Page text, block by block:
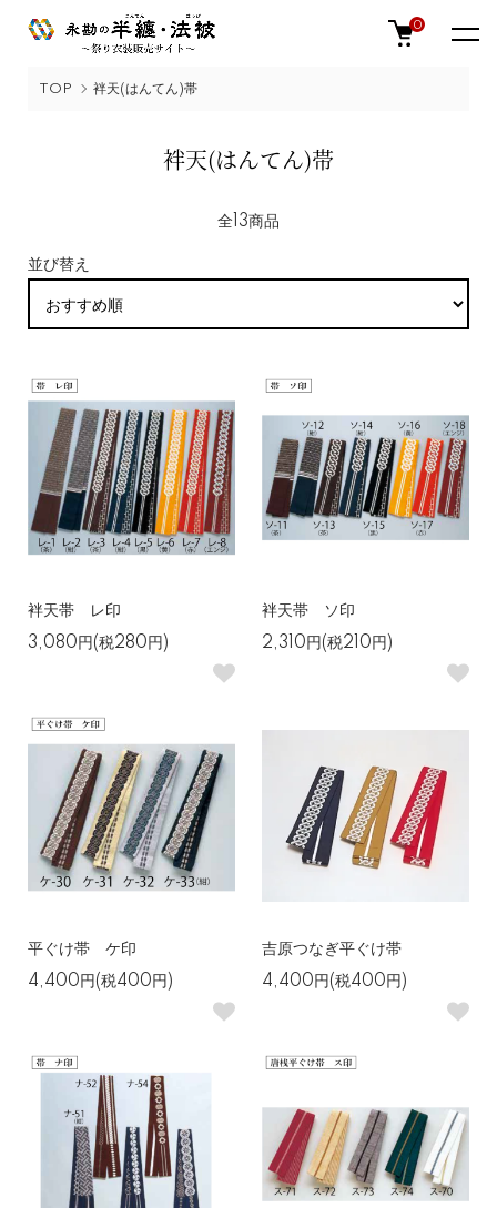
0
TOP 袢天(はんてん)帯
袢天(はんてん)帯
全13商品
並び替え
袢天帯 レ印
3,080円(税280円)
袢天帯 ソ印
2,310円(税210円)
平ぐけ帯 ケ印
4,400円(税400円)
吉原つなぎ平ぐけ帯
4,400円(税400円)